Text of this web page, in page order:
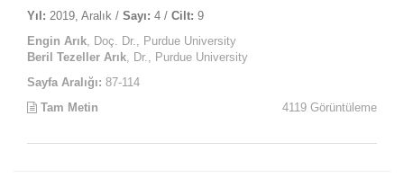
Yıl: 2019, Aralık / Sayı: 4 / Cilt: 9
Engin Arık , Doç. Dr., Purdue University
Beril Tezeller Arık , Dr., Purdue University
Sayfa Aralığı: 87-114
Tam Metin
4119 Görüntüleme